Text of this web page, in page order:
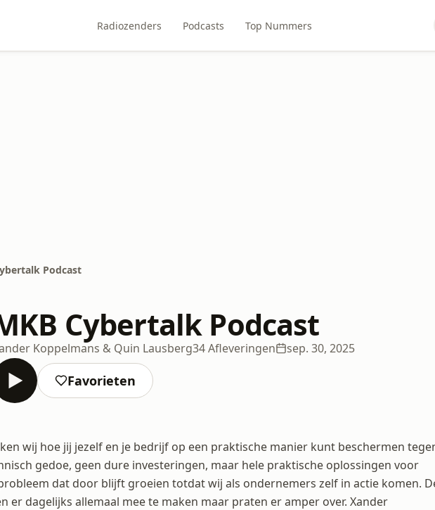
Radiozenders Podcasts Top Nummers
Podcast
Cybertalk Podcast
Koppelmans & Quin Lausberg34 Afleveringen sep. 30, 2025
Favorieten
wij hoe jij jezelf en je bedrijf op een praktische manier kunt beschermen
gedoe, geen dure investeringen, maar hele praktische oplossingen voor
dat door blijft groeien totdat wij als ondernemers zelf in actie komen.
er dagelijks allemaal mee te maken maar praten er amper over. Xander